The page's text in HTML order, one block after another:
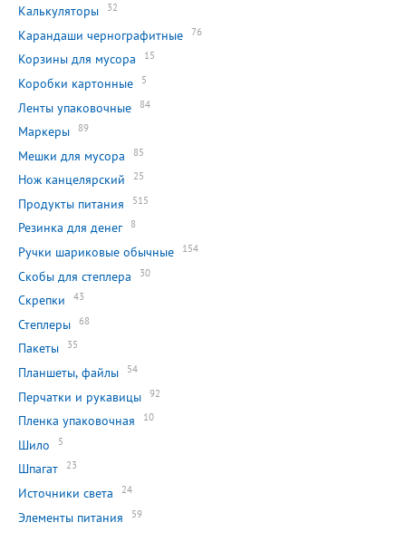
Калькуляторы 32
Карандаши чернографитные 76
Корзины для мусора 15
Коробки картонные 5
Ленты упаковочные 84
Маркеры 89
Мешки для мусора 85
Нож канцелярский 25
Продукты питания 515
Резинка для денег 8
Ручки шариковые обычные 154
Скобы для степлера 30
Скрепки 43
Степлеры 68
Пакеты 35
Планшеты, файлы 54
Перчатки и рукавицы 92
Пленка упаковочная 10
Шило 5
Шпагат 23
Источники света 24
Элементы питания 59